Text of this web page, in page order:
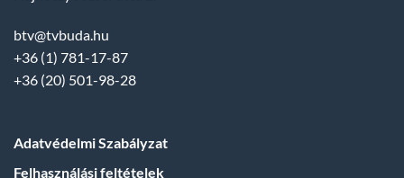
btv@tvbuda.hu
+36 (1) 781-17-87
+36 (20) 501-98-28
Adatvédelmi Szabályzat
Felhasználási feltételek